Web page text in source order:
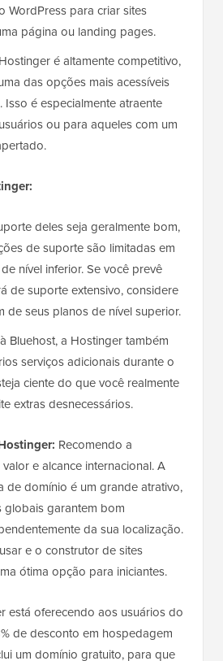
WordPress para criar sites
página ou landing pages.
é altamente competitivo,
das opções mais acessíveis
é especialmente atraente
ou para aqueles com um
deles seja geralmente bom,
de suporte são limitadas em
nível inferior. Se você prevê
de suporte extensivo, considere
de seus planos de nível superior.
Bluehost, a Hostinger também
serviços adicionais durante o
ciente do que você realmente
extras desnecessários.
Recomendo a
e alcance internacional. A
de domínio é um grande atrativo,
globais garantem bom
da sua localização.
e o construtor de sites
ótima opção para iniciantes.
está oferecendo aos usuários do
de desconto em hospedagem
um domínio gratuito, para que